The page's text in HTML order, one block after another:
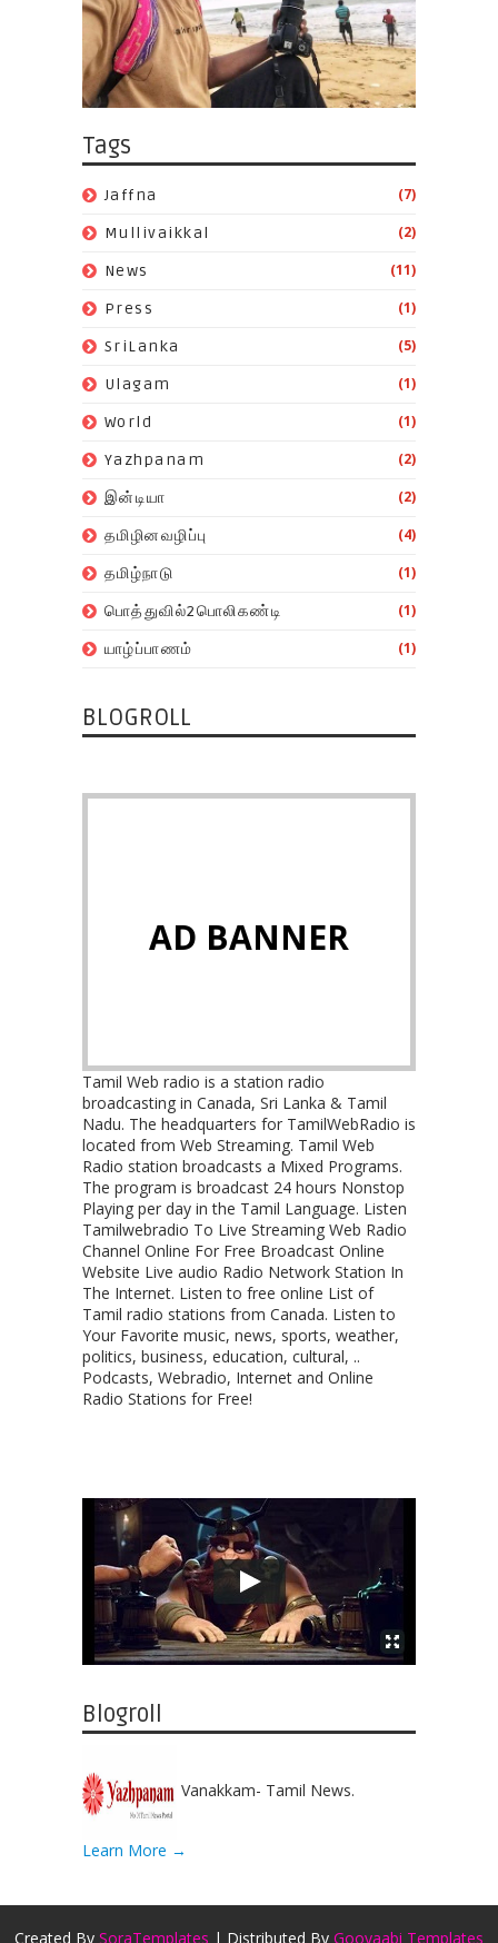
Tags
Jaffna (7)
Mullivaikkal (2)
News (11)
Press (1)
SriLanka (5)
Ulagam (1)
World (1)
Yazhpanam (2)
இன்டியா (2)
தமிழினவழிப்பு (4)
தமிழ்நாடு (1)
பொத்துவில்2பொலிகண்டி (1)
யாழ்ப்பாணம் (1)
BLOGROLL
AD BANNER
Tamil Web radio is a station radio
broadcasting in Canada, Sri Lanka & Tamil
Nadu. The headquarters for TamilWebRadio is
located from Web Streaming. Tamil Web
Radio station broadcasts a Mixed Programs.
The program is broadcast 24 hours Nonstop
Playing per day in the Tamil Language. Listen
Tamilwebradio To Live Streaming Web Radio
Channel Online For Free Broadcast Online
Website Live audio Radio Network Station In
The Internet. Listen to free online List of
Tamil radio stations from Canada. Listen to
Your Favorite music, news, sports, weather,
politics, business, education, cultural, ..
Podcasts, Webradio, Internet and Online
Radio Stations for Free!
Blogroll
Vanakkam- Tamil News.
Learn More →
Created By SoraTemplates | Distributed By Gooyaabi Templates